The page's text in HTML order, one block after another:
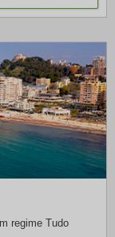
regime Tudo